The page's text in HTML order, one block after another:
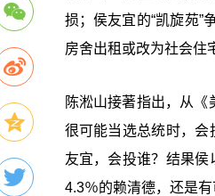
损；侯友宜的“凯旋苑
房舍出租或改为社会住
陈淞山接著指出，从
很可能当选总统时，会
友宜，会投谁？结果
4.3％的赖清德，还是有